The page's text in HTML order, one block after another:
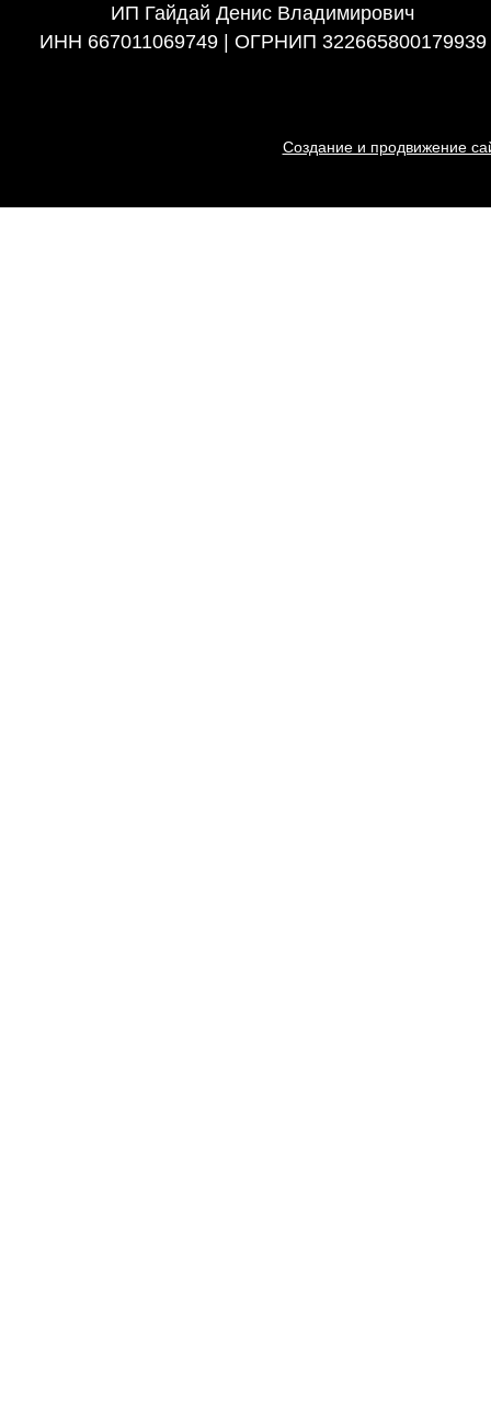
ИП Гайдай Денис Владимирович
ИНН 667011069749 | ОГРНИП 322665800179939
Создание и продвижение